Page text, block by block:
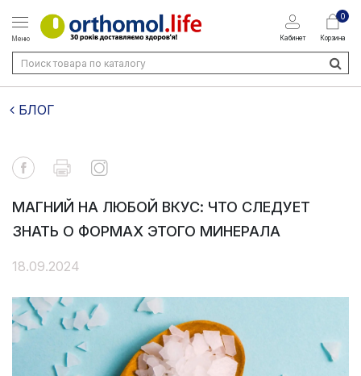
Меню Кабинет
0
Корзина
БЛОГ
МАГНИЙ НА ЛЮБОЙ ВКУС: ЧТО СЛЕДУЕТ
ЗНАТЬ О ФОРМАХ ЭТОГО МИНЕРАЛА
18.09.2024